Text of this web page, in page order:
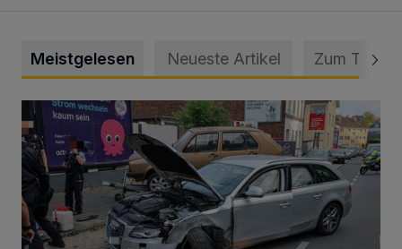
Meistgelesen Neueste Artikel Zum Thema
Schwerer Unfall mit 2,48 Promille